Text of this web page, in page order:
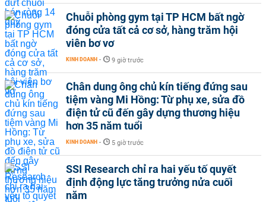
Chuỗi phòng gym tại TP HCM bất ngờ
đóng cửa tất cả cơ sở, hàng trăm hội
viên bơ vơ
KINH DOANH - 9 giờ trước
Chân dung ông chủ kín tiếng đứng sau
tiệm vàng Mi Hồng: Từ phụ xe, sửa đồ
điện tử cũ đến gây dựng thương hiệu
hơn 35 năm tuổi
KINH DOANH - 5 giờ trước
SSI Research chỉ ra hai yếu tố quyết
định động lực tăng trưởng nửa cuối
năm